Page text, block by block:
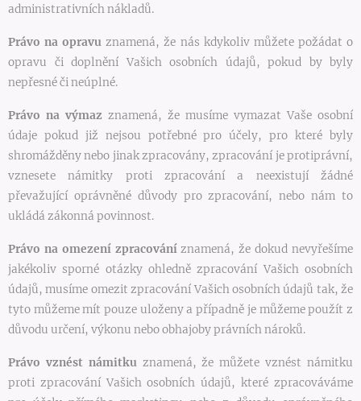
administrativních nákladů.
Právo na opravu znamená, že nás kdykoliv můžete požádat o
opravu či doplnění Vašich osobních údajů, pokud by byly
nepřesné či neúplné.
Právo na výmaz znamená, že musíme vymazat Vaše osobní
údaje pokud již nejsou potřebné pro účely, pro které byly
shromážděny nebo jinak zpracovány, zpracování je protiprávní,
vznesete námitky proti zpracování a neexistují žádné
převažující oprávněné důvody pro zpracování, nebo nám to
ukládá zákonná povinnost.
Právo na omezení zpracováníznamená, že dokud nevyřešíme
jakékoliv sporné otázky ohledně zpracování Vašich osobních
údajů, musíme omezit zpracování Vašich osobních údajů tak, že
tyto můžeme mít pouze uloženy a případně je můžeme použít z
důvodu určení, výkonu nebo obhajoby právních nároků.
Právo vznést námitkuznamená, že můžete vznést námitku
proti zpracování Vašich osobních údajů, které zpracováváme